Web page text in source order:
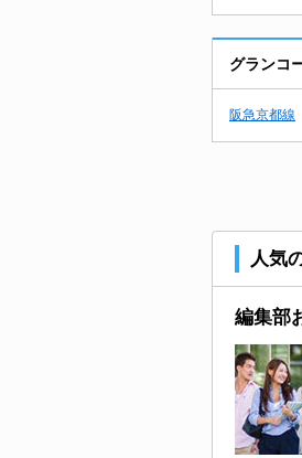
グランコ
阪急京都線
人気
編集部